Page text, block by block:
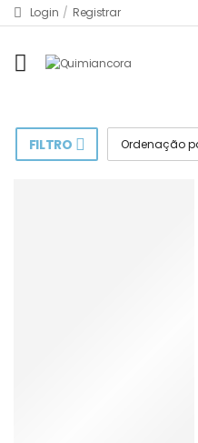
Login / Registrar
FILTRO